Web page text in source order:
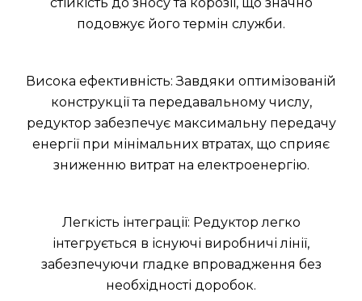
подовжує його термін служби.
Висока ефективність: Завдяки оптимізованій
конструкції та передавальному числу,
редуктор забезпечує максимальну передачу
енергії при мінімальних втратах, що сприяє
зниженню витрат на електроенергію.
Легкість інтеграції: Редуктор легко
інтегрується в існуючі виробничі лінії,
забезпечуючи гладке впровадження без
необхідності доробок.